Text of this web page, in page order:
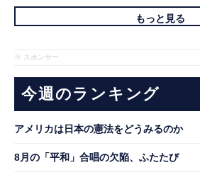
もっと見る
※ スポンサー
今週のランキング
アメリカは日本の憲法をどうみるのか
8月の「平和」合唱の欠陥、ふたたび